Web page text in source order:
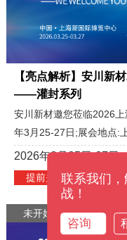
【亮点解析】安川新
——灌封系列
安川新材邀您莅临2026
年3月25-27日;展会地点:
2026年3月25日-27日
提前关注>
未开始
联系我们
战！
咨询